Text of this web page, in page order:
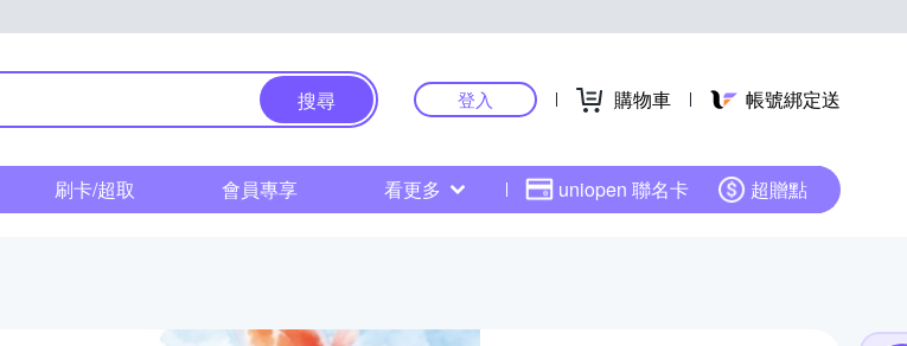
搜尋 登入 購物車 帳號綁定送
刷卡/超取 會員專享 看更多 uniopen 聯名卡 超贈點